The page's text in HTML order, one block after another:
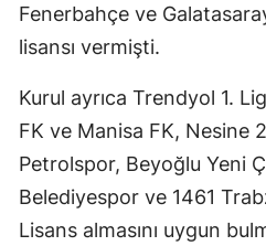
Fenerbahçe ve
lisansı vermişti.
Kurul ayrıca Trendyol 1.
FK ve Manisa FK, Nesine
Petrolspor, Beyoğlu Yeni
Belediyespor ve 1461
Lisans almasını uygun